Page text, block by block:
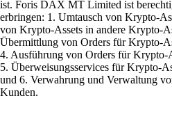
ist. Foris DAX MT Limited ist
erbringen: 1. Umtausch von Krypto-
von Krypto-Assets in andere Krypto-
Übermittlung von Orders für Krypto-
4. Ausführung von Orders für Krypto-
5. Überweisungsservices für Krypto-
und 6. Verwahrung und Verwaltung
Kunden.